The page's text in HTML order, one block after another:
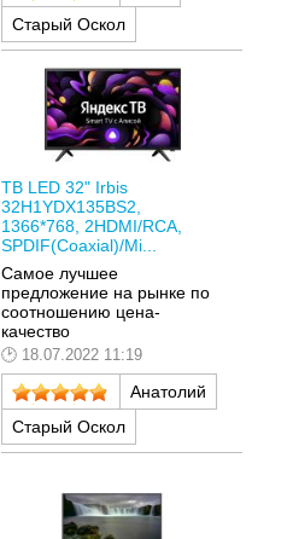
Старый Оскол
ТВ LED 32" Irbis
32H1YDX135BS2,
1366*768, 2HDMI/RCA,
SPDIF(Coaxial)/Mi...
Самое лучшее
предложение на рынке по
соотношению цена-
качество
18.07.2022 11:19
Анатолий
Старый Оскол